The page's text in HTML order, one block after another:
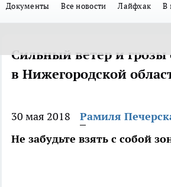
Документы Все новости Лайфхак В
Сильный ветер и
в Нижегородской
30 мая 2018
Рамиля
Не забудьте взять с собой